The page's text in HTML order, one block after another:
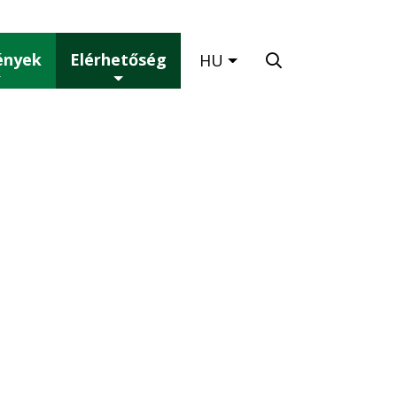
Elérhetőség HU MagyarKeresés